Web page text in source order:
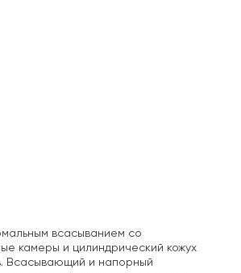
всасыванием со
камеры и цилиндрический кожух
Всасывающий и напорный